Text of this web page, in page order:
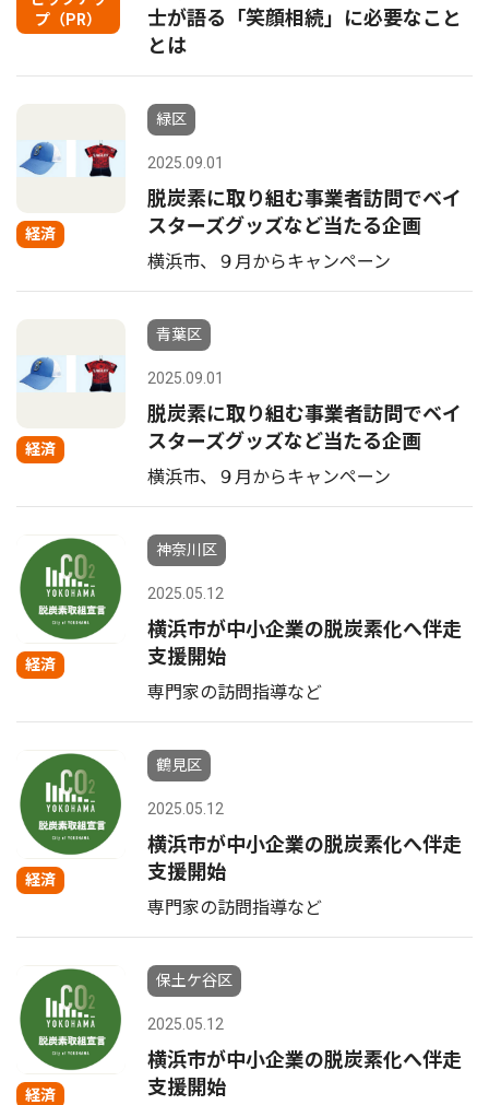
プ（PR）
士が語る「笑顔相続」に必要なこと
とは
経済
緑区
2025.09.01
脱炭素に取り組む事業者訪問でベイ
スターズグッズなど当たる企画
横浜市、９月からキャンペーン
経済
青葉区
2025.09.01
脱炭素に取り組む事業者訪問でベイ
スターズグッズなど当たる企画
横浜市、９月からキャンペーン
経済
神奈川区
2025.05.12
横浜市が中小企業の脱炭素化へ伴走
支援開始
専門家の訪問指導など
経済
鶴見区
2025.05.12
横浜市が中小企業の脱炭素化へ伴走
支援開始
専門家の訪問指導など
経済
保土ケ谷区
2025.05.12
横浜市が中小企業の脱炭素化へ伴走
支援開始